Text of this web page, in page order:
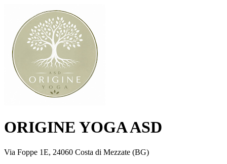
ORIGINE YOGA ASD
Via Foppe 1E, 24060 Costa di Mezzate (BG)